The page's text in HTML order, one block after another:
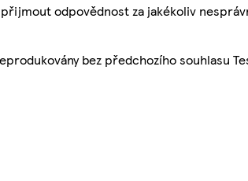
odpovědnost za jakékoliv
bez předchozího souhlasu